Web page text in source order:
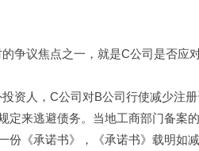
议焦点之一，就是C公司是否应
人，C公司对B公司行使减少注册
定来逃避债务。当地工商部门备案
份《承诺书》，《承诺书》载明如